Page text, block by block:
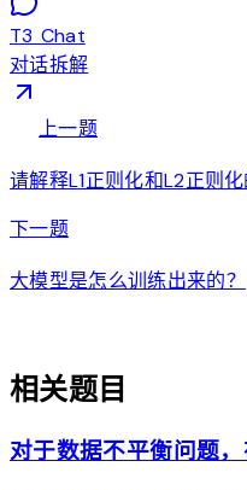
T3 Chat
对话拆解
上一题
请解释L1正则化和L2正则
下一题arrow_forward
大模型是怎么训练出来的？
相关题目
对于数据不平衡问题，